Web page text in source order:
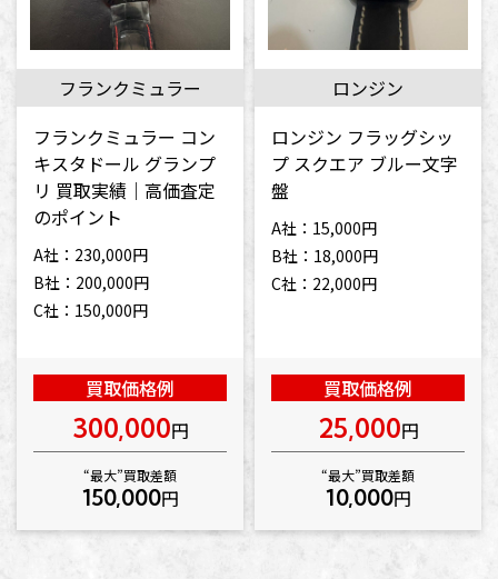
フランクミュラー
フランクミュラー コン
キスタドール グランプ
リ 買取実績｜高価査定
のポイント
A社：230,000円
B社：200,000円
C社：150,000円
買取価格例
300,000円
“最大”買取差額
150,000円
ロンジン
ロンジン フラッグシッ
プ スクエア ブルー文字
盤
A社：15,000円
B社：18,000円
C社：22,000円
買取価格例
25,000円
“最大”買取差額
10,000円